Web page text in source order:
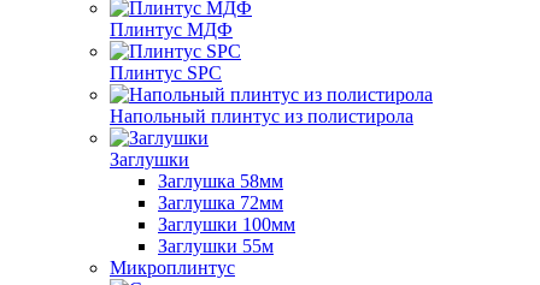
Плинтус МДФ
Плинтус SPC
Напольный плинтус из полистирола
Заглушки
Заглушка 58мм
Заглушка 72мм
Заглушки 100мм
Заглушки 55м
Микроплинтус